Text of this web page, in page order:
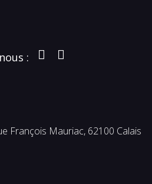
:
François Mauriac, 62100 Calais